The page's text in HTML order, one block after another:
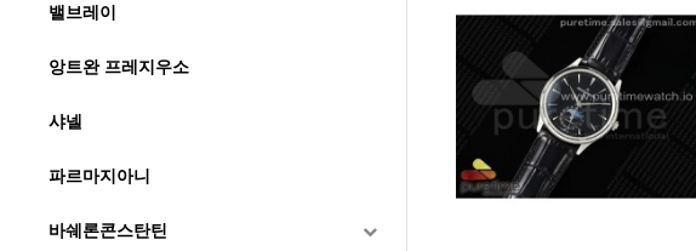
밸브레이
앙트완 프레지우소
샤넬
파르마지아니
바쉐론콘스탄틴